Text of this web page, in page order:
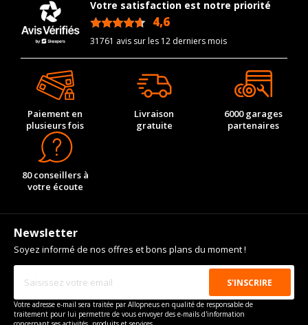
Votre satisfaction est notre priorité
4,6
31761 avis sur les 12 derniers mois
Paiement en
plusieurs fois
Livraison
gratuite
6000 garages
partenaires
80 conseillers à
votre écoute
Newsletter
Soyez informé de nos offres et bons plans du moment !
Votre adresse e-mail sera traitée par Allopneus en qualité de responsable de
traitement pour lui permettre de vous envoyer des e-mails d'information